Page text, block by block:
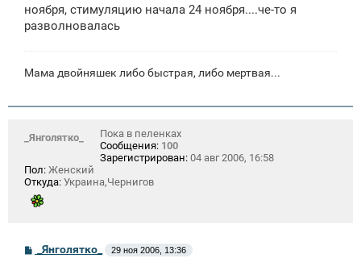
и
ноября, стимуляцию начала 24 ноября....че-то я
разволновалась
Мама двойняшек либо быстрая, либо мертвая...
_Янголятко_
Пока в пеленках
Сообщения: 100
Зарегистрирован: 04 авг 2006, 16:58
Пол: Женский
Откуда: Украина,Чернигов
_Янголятко_ 29 ноя 2006, 13:36